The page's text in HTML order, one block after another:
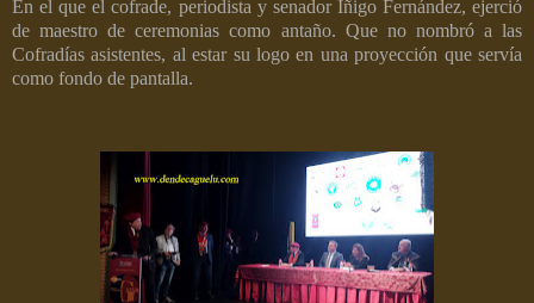
En el que el cofrade, periodista y senador Iñigo Fernández, ejerció
de maestro de ceremonias como antaño. Que no nombró a las
Cofradías asistentes, al estar su logo en una proyección que servía
como fondo de pantalla.